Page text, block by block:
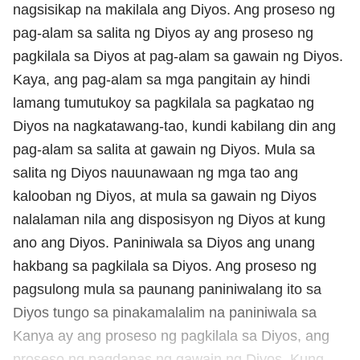
nagsisikap na makilala ang Diyos. Ang proseso ng
pag-alam sa salita ng Diyos ay ang proseso ng
pagkilala sa Diyos at pag-alam sa gawain ng Diyos.
Kaya, ang pag-alam sa mga pangitain ay hindi
lamang tumutukoy sa pagkilala sa pagkatao ng
Diyos na nagkatawang-tao, kundi kabilang din ang
pag-alam sa salita at gawain ng Diyos. Mula sa
salita ng Diyos nauunawaan ng mga tao ang
kalooban ng Diyos, at mula sa gawain ng Diyos
nalalaman nila ang disposisyon ng Diyos at kung
ano ang Diyos. Paniniwala sa Diyos ang unang
hakbang sa pagkilala sa Diyos. Ang proseso ng
pagsulong mula sa paunang paniniwalang ito sa
Diyos tungo sa pinakamalalim na paniniwala sa
Kanya ay ang proseso ng pagkilala sa Diyos, ang